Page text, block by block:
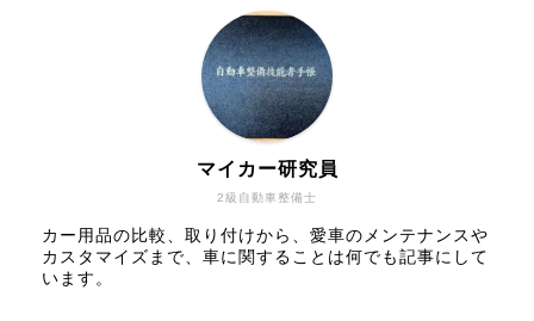
2級自動車整備士
マイカー研究員
カー用品の比較、取り付けから、愛車のメンテナンスや
カスタマイズまで、車に関することは何でも記事にして
います。